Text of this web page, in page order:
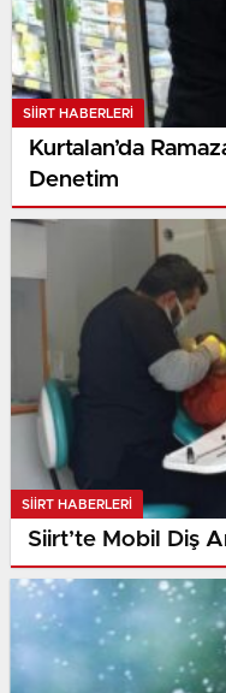
SIIRT HABERLERI
Kurtalan’da
Denetim
SIIRT HABERLERI
Siirt’te Mobil Diş